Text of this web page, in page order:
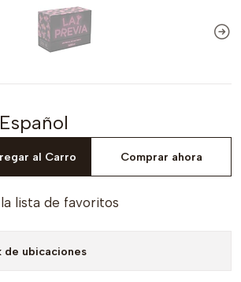
al Carro Comprar ahora
lista de favoritos
ubicaciones